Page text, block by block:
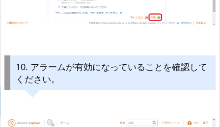
10. アラームが有効になっていることを確認して
ください。